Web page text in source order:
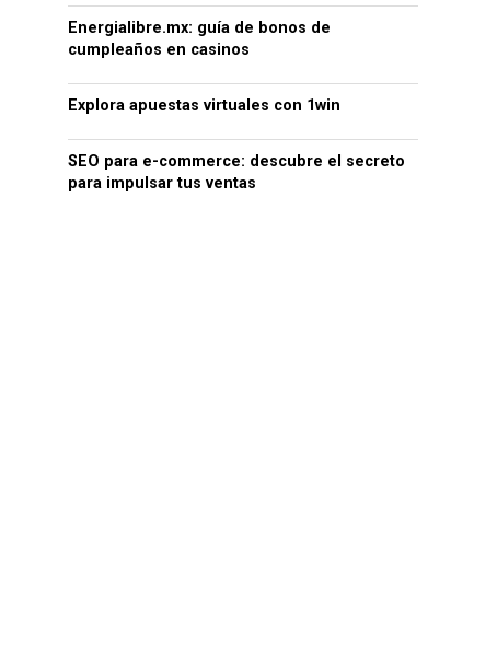
Energialibre.mx: guía de bonos de
cumpleaños en casinos
Explora apuestas virtuales con 1win
SEO para e-commerce: descubre el secreto
para impulsar tus ventas